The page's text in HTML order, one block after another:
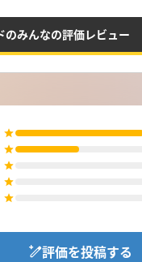
のみんなの評価レビュー
評価を投稿する